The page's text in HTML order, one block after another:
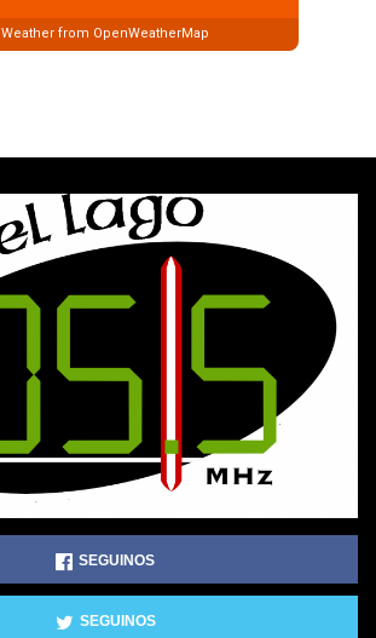
Weather from OpenWeatherMap
SEGUINOS
SEGUINOS